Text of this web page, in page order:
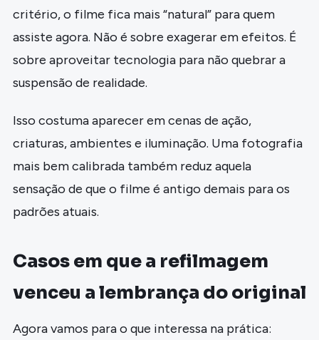
critério, o filme fica mais “natural” para quem
assiste agora. Não é sobre exagerar em efeitos. É
sobre aproveitar tecnologia para não quebrar a
suspensão de realidade.
Isso costuma aparecer em cenas de ação,
criaturas, ambientes e iluminação. Uma fotografia
mais bem calibrada também reduz aquela
sensação de que o filme é antigo demais para os
padrões atuais.
Casos em que a refilmagem
venceu a lembrança do original
Agora vamos para o que interessa na prática: